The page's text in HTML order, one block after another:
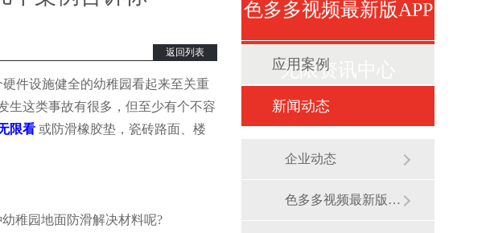
返回列表
件设施健全的幼稚园看起来至关重
生这类事故有很多，但至少有个不容
限看 或防滑橡胶垫，瓷砖路面、楼
稚园地面防滑解决材料呢?
色多多视频最新版APP
无限资讯中心
应用案例
新闻动态
企业动态
色多多视频最新版APP无限展会